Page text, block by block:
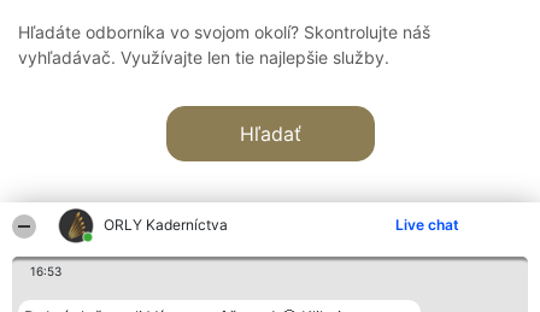
ORLY Kaderníctva Live chat
16:53
Hľadáte odborníka vo svojom okolí? Skontrolujte náš
vyhľadávač. Využívajte len tie najlepšie služby.
Hľadať